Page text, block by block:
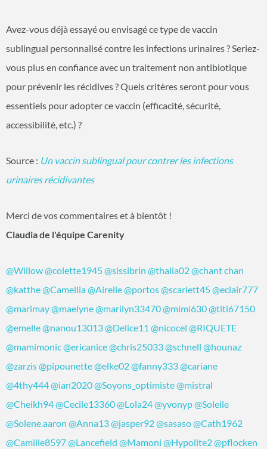
Avez-vous déjà essayé ou envisagé ce type de vaccin
sublingual personnalisé contre les infections urinaires ? Seriez-
vous plus en confiance avec un traitement non antibiotique
pour prévenir les récidives ? Quels critères seront pour vous
essentiels pour adopter ce vaccin (efficacité, sécurité,
accessibilité, etc.) ?
Source : Un vaccin sublingual pour contrer les infections
urinaires récidivantes
Merci de vos commentaires et à bientôt !
Claudia de l'équipe Carenity
@Willow@colette1945@sissibrin @thalia02@chant chan
@katthe@Camellia@Airelle@portos@scarlett45@eclair777
@marimay@maelyne@marilyn33470@mimi630@titi67150
@emelle@nanou13013@Delice11 @nicocel @RIQUETE
@mamimonic@ericanice@chris25033@schnell @hounaz
@zarzis@pipounette@elke02@fanny333@cariane
@4thy444@ian2020@Soyons_optimiste@mistral
@Cheikh94@Cecile13360@Lola24@yvonyp@Soleile
@Solene.aaron @Anna13@jasper92@sasaso@Cath1962
@Camille8597@Lancefield @Mamoni @Hypolite2@pflocken